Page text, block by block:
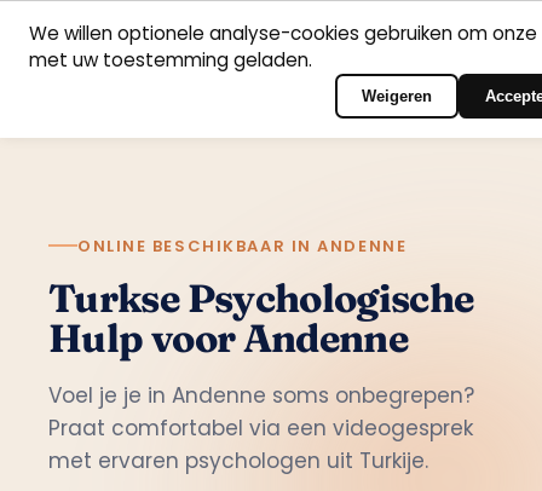
HomeVakgebiedenPsychologen
Nederlands
ONLINE BESCHIKBAAR IN ANDENNE
Turkse Psychologische
Hulp voor Andenne
Voel je je in Andenne soms onbegrepen?
Praat comfortabel via een videogesprek
met ervaren psychologen uit Turkije.
We willen optionele analyse-cookies gebruiken om
met uw toestemming geladen.
Weigeren